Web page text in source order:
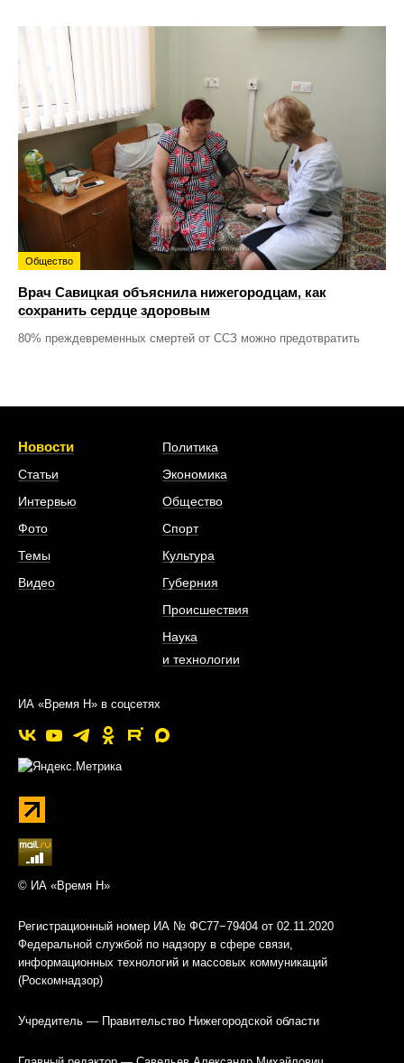
Общество
Врач Савицкая объяснила нижегородцам, как
сохранить сердце здоровым
80% преждевременных смертей от ССЗ можно предотвратить
Новости
Статьи
Интервью
Фото
Темы
Видео
Политика
Экономика
Общество
Спорт
Культура
Губерния
Происшествия
Наука
и технологии
ИА «Время Н» в соцсетях
© ИА «Время Н»
Регистрационный номер ИА № ФС77−79404 от 02.11.2020
Федеральной службой по надзору в сфере связи,
информационных технологий и массовых коммуникаций
(Роскомнадзор)
Учредитель — Правительство Нижегородской области